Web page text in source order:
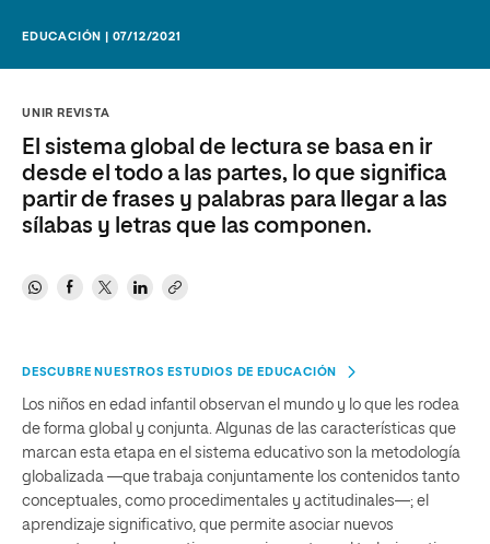
EDUCACIÓN | 07/12/2021
UNIR REVISTA
El sistema global de lectura se basa en ir
desde el todo a las partes, lo que significa
partir de frases y palabras para llegar a las
sílabas y letras que las componen.
DESCUBRE NUESTROS ESTUDIOS DE EDUCACIÓN
Los niños en edad infantil observan el mundo y lo que les rodea
de forma global y conjunta. Algunas de las características que
marcan esta etapa en el sistema educativo son la metodología
globalizada —que trabaja conjuntamente los contenidos tanto
conceptuales, como procedimentales y actitudinales—; el
aprendizaje significativo, que permite asociar nuevos